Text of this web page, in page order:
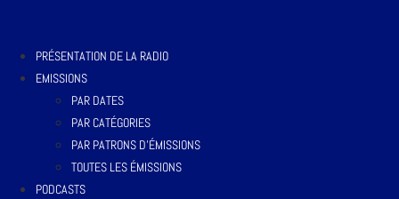
PRÉSENTATION DE LA RADIO
EMISSIONS
PAR DATES
PAR CATÉGORIES
PAR PATRONS D’ÉMISSIONS
TOUTES LES ÉMISSIONS
PODCASTS